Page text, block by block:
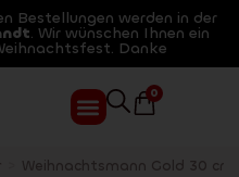
Bestellungen werden in der
. Wir wünschen Ihnen ein
Danke
0
Weihnachtsmann Gold 30 cm